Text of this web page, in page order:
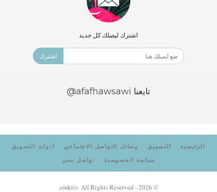
اشترك ليصلك كل جديد
اشترك
تابعنا @afafhawsawi
الرئيسية التسويق وسائل التواصل الاجتماعي
ادوات التسويق
سياسة الخصوصية
تواصل معي
© 2026 - emktiv. All Rights Reserved.